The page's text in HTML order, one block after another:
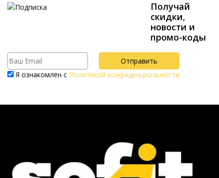
Получай
скидки,
новости и
промо-коды
Я ознакомлен с Политикой конфиденциальности